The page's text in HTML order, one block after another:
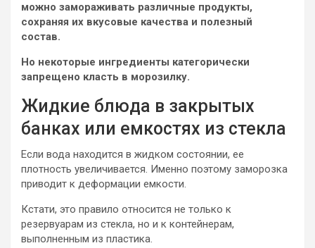
можно замораживать различные продукты,
сохраняя их вкусовые качества и полезный
состав.
Но некоторые ингредиенты категорически
запрещено класть в морозилку.
Жидкие блюда в закрытых
банках или емкостях из стекла
Если вода находится в жидком состоянии, ее
плотность увеличивается. Именно поэтому заморозка
приводит к деформации емкости.
Кстати, это правило относится не только к
резервуарам из стекла, но и к контейнерам,
выполненным из пластика.